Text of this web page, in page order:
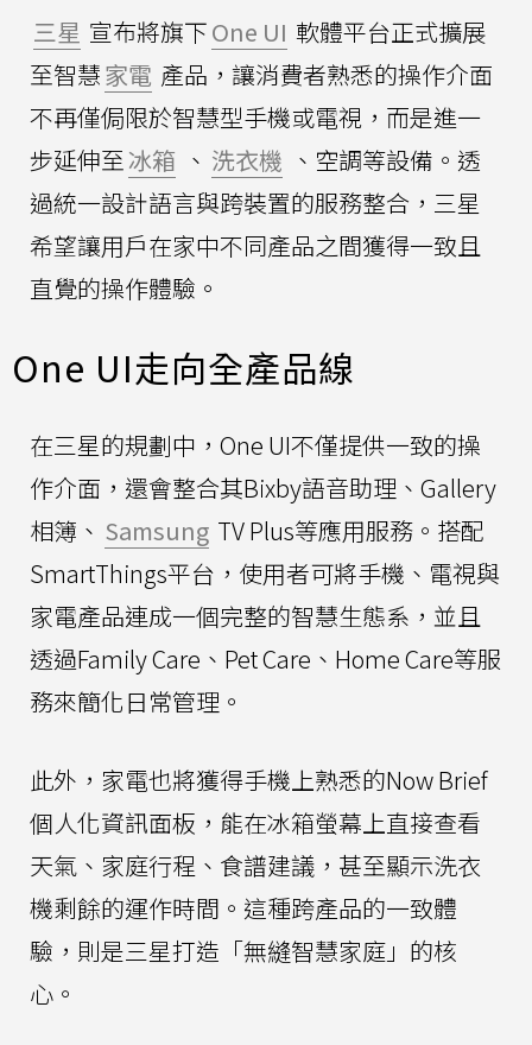
三星 宣布將旗下One UI 軟體平台正式擴展
至智慧家電 產品，讓消費者熟悉的操作介面
不再僅侷限於智慧型手機或電視，而是進一
步延伸至冰箱 、 洗衣機 、空調等設備。透
過統一設計語言與跨裝置的服務整合，三星
希望讓用戶在家中不同產品之間獲得一致且
直覺的操作體驗。
One UI走向全產品線
在三星的規劃中，One UI不僅提供一致的操
作介面，還會整合其Bixby語音助理、Gallery
相簿、 Samsung TV Plus等應用服務。搭配
SmartThings平台，使用者可將手機、電視與
家電產品連成一個完整的智慧生態系，並且
透過Family Care、Pet Care、Home Care等服
務來簡化日常管理。
此外，家電也將獲得手機上熟悉的Now Brief
個人化資訊面板，能在冰箱螢幕上直接查看
天氣、家庭行程、食譜建議，甚至顯示洗衣
機剩餘的運作時間。這種跨產品的一致體
驗，則是三星打造「無縫智慧家庭」的核
心。